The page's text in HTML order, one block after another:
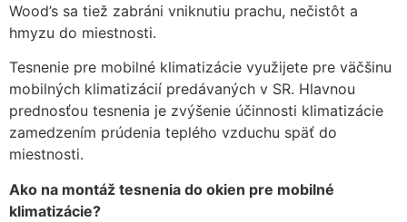
Wood’s sa tiež zabráni vniknutiu prachu, nečistôt a
hmyzu do miestnosti.
Tesnenie pre mobilné klimatizácie využijete pre väčšinu
mobilných klimatizácií predávaných v SR. Hlavnou
prednosťou tesnenia je zvýšenie účinnosti klimatizácie
zamedzením prúdenia teplého vzduchu späť do
miestnosti.
Ako na montáž tesnenia do okien pre mobilné
klimatizácie?
cookie
funkcie z
webovej
stránky